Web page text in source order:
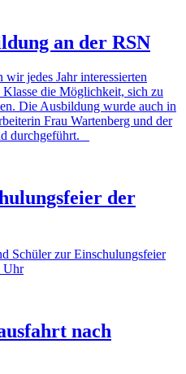
an der RSN
jedes Jahr interessierten
die Möglichkeit, sich zu
Die Ausbildung wurde auch in
Frau Wartenberg und der
durchgeführt.
der
Schüler zur Einschulungsfeier
Uhr
nach